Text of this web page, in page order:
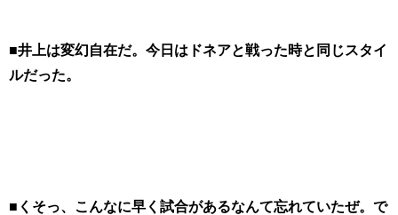
■井上は変幻自在だ。今日はドネアと戦った時と同じスタイ
ルだった。
■くそっ、こんなに早く試合があるなんて忘れていたぜ。で